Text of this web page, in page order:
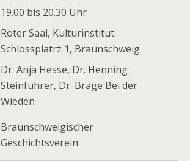
19.00 bis 20.30 Uhr
Roter Saal, Kulturinstitut:
Schlossplatrz 1, Braunschweig
Dr. Anja Hesse, Dr. Henning
Steinführer, Dr. Brage Bei der
Wieden
Braunschweigischer
Geschichtsverein